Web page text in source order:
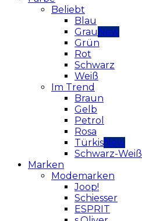
Beliebt
Blau
Grau
Grün
Rot
Schwarz
Weiß
Im Trend
Braun
Gelb
Petrol
Rosa
Türkis
Schwarz-Weiß
Marken
Modemarken
Joop!
Schiesser
ESPRIT